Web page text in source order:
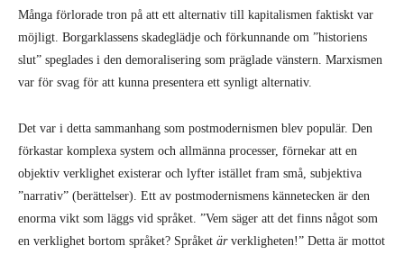
Många förlorade tron på att ett alternativ till kapitalismen faktiskt var
möjligt. Borgarklassens skadeglädje och förkunnande om ”historiens
slut” speglades i den demoralisering som präglade vänstern. Marxismen
var för svag för att kunna presentera ett synligt alternativ.
Det var i detta sammanhang som postmodernismen blev populär. Den
förkastar komplexa system och allmänna processer, förnekar att en
objektiv verklighet existerar och lyfter istället fram små, subjektiva
”narrativ” (berättelser). Ett av postmodernismens kännetecken är den
enorma vikt som läggs vid språket. ”Vem säger att det finns något som
en verklighet bortom språket? Språket ärverkligheten!” Detta är mottot